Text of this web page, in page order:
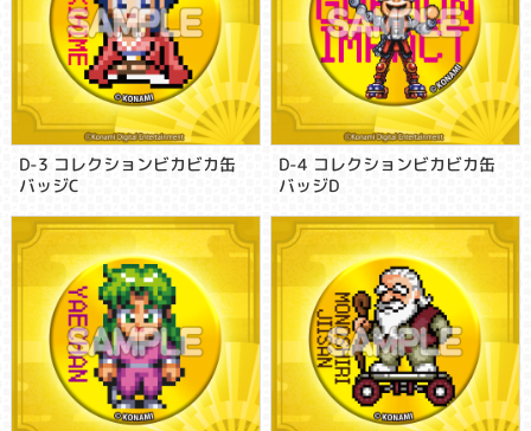
D-3 コレクションビカビカ缶
バッジC
D-4 コレクションビカビカ缶
バッジD